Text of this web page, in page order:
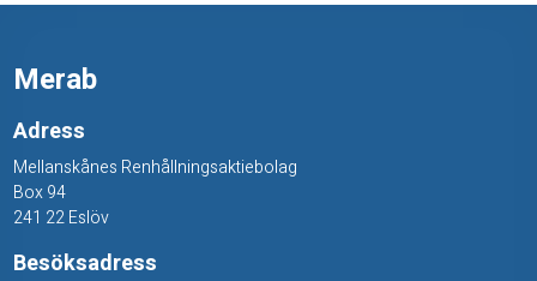
Merab
Adress
Mellanskånes Renhållningsaktiebolag
Box 94
241 22 Eslöv
Besöksadress